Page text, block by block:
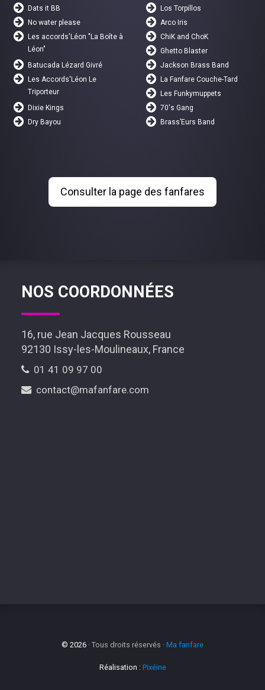
Dats it BB
Los Torpillos
No water please
Arco Iris
Les accords'Léon "La Boîte à
Léon"
ChiK and ChoK
Ghetto Blaster
Batucada Lézard Givré
Jackson Brass Band
Les Accords'Léon Le
Triporteur
La Fanfare Couche-Tard
Les Funkymuppets
Dixie Kings
70's Gang
Dry Bayou
Brass’Eurs Band
Consulter la page des fanfares
NOS COORDONNÉES
16, rue Jean Jacques Rousseau
92130 Issy-les-Moulineaux, France
01 41 09 97 00
contact@mafanfare.com
© 2026 · Tous droits réservés · Ma fanfare
Réalisation : Pixéine